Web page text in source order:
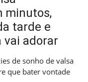
minutos,
tarde e
vai adorar
de sonho de valsa
que bater vontade